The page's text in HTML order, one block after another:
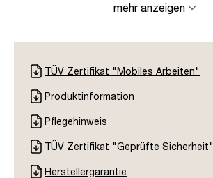
mehr anzeigen
TÜV Zertifikat "Mobiles Arbeiten"
Produktinformation
Pflegehinweis
TÜV Zertifikat "Geprüfte Sicherheit"
Herstellergarantie